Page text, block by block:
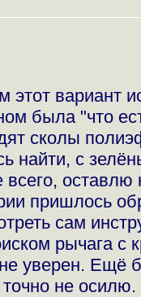
этот вариант
была "что
сколы
найти, с
всего,
пришлось
сам
рычага с
уверен. Ещё
не осилю.